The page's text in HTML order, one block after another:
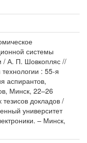
системы
/ А. П. Шовкопляс //
: 55-я
аспирантов,
Минск, 22–26
докладов /
университет
– Минск,